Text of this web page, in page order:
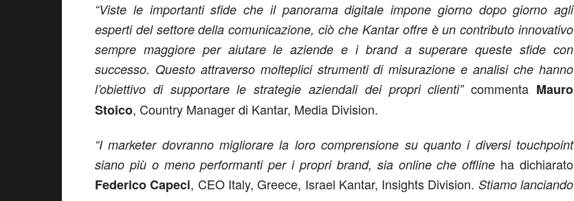
“Viste le importanti sfide che il panorama digitale impone giorno dopo giorno agli
esperti del settore della comunicazione, ciò che Kantar offre è un contributo innovativo
sempre maggiore per aiutare le aziende e i brand a superare queste sfide con
successo. Questo attraverso molteplici strumenti di misurazione e analisi che hanno
l’obiettivo di supportare le strategie aziendali dei propri clienti”commenta Mauro
Stoico, Country Manager di Kantar, Media Division.
“I marketer dovranno migliorare la loro comprensione su quanto i diversi touchpoint
siano più o meno performanti per i propri brand, sia online che offline ha dichiarato
Federico Capeci, CEO Italy, Greece, Israel Kantar, Insights Division. Stiamo lanciando